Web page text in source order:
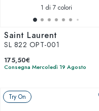
1 di 7 colori
Saint Laurent
SL 822 OPT-001
175,50€
Consegna Mercoledì 19 Agosto
Try On